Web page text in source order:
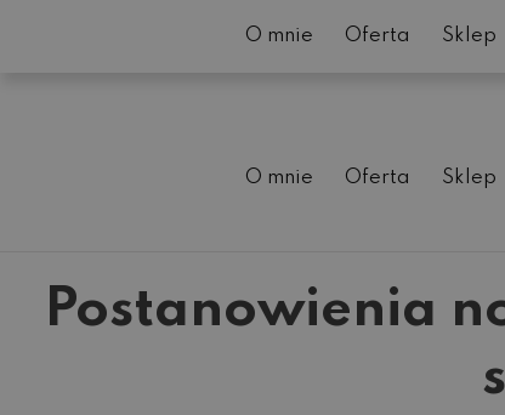
O mnie Oferta Sklep
O mnie Oferta Sklep
Postanowienia